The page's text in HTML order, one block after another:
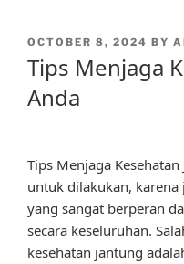
POSTED
ON
OCTOBER 8, 2024 BY
Tips Menjaga
Anda
Tips Menjaga
untuk dilakukan,
yang sangat berperan
secara keseluruhan.
kesehatan jantung